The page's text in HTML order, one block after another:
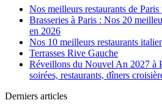
Nos meilleurs restaurants de
Brasseries à Paris : Nos 20
en 2026
Nos 10 meilleurs restaurants
Terrasses Rive Gauche
Réveillons du Nouvel An 2027 à
soirées, restaurants, dîners
Derniers articles